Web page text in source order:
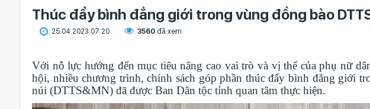
Thúc đẩy bình đẳng giới trong vùng đồng bào
25.04.2023 07:20 3560 đã xem
Với nỗ lực hướng đến mục tiêu nâng cao vai trò và vị thế của phụ nữ
hội, nhiều chương trình, chính sách góp phần thúc đẩy bình đẳng giới
núi (DTTS&MN) đã được Ban Dân tộc tỉnh quan tâm thực hiện.